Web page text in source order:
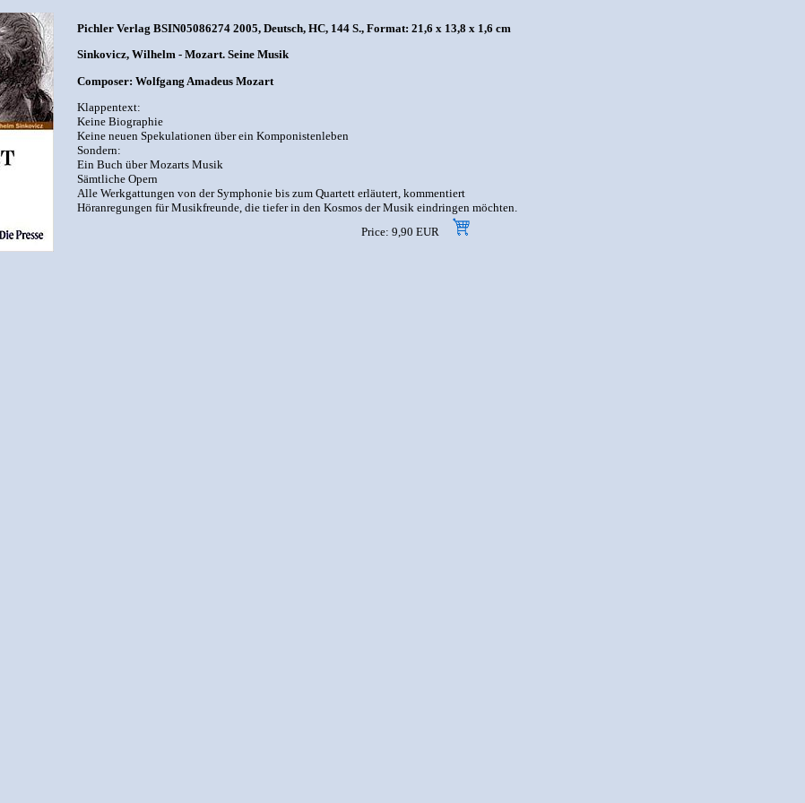
Pichler Verlag BSIN05086274 2005, Deutsch, HC, 144 S., Format: 21,6 x 13,8 x 1,6 cm
Sinkovicz, Wilhelm - Mozart. Seine Musik
Composer: Wolfgang Amadeus Mozart
Klappentext:
Keine Biographie
Keine neuen Spekulationen über ein Komponistenleben
Sondern:
Ein Buch über Mozarts Musik
Sämtliche Opern
Alle Werkgattungen von der Symphonie bis zum Quartett erläutert, kommentiert
Höranregungen für Musikfreunde, die tiefer in den Kosmos der Musik eindringen möchten.
Price: 9,90 EUR